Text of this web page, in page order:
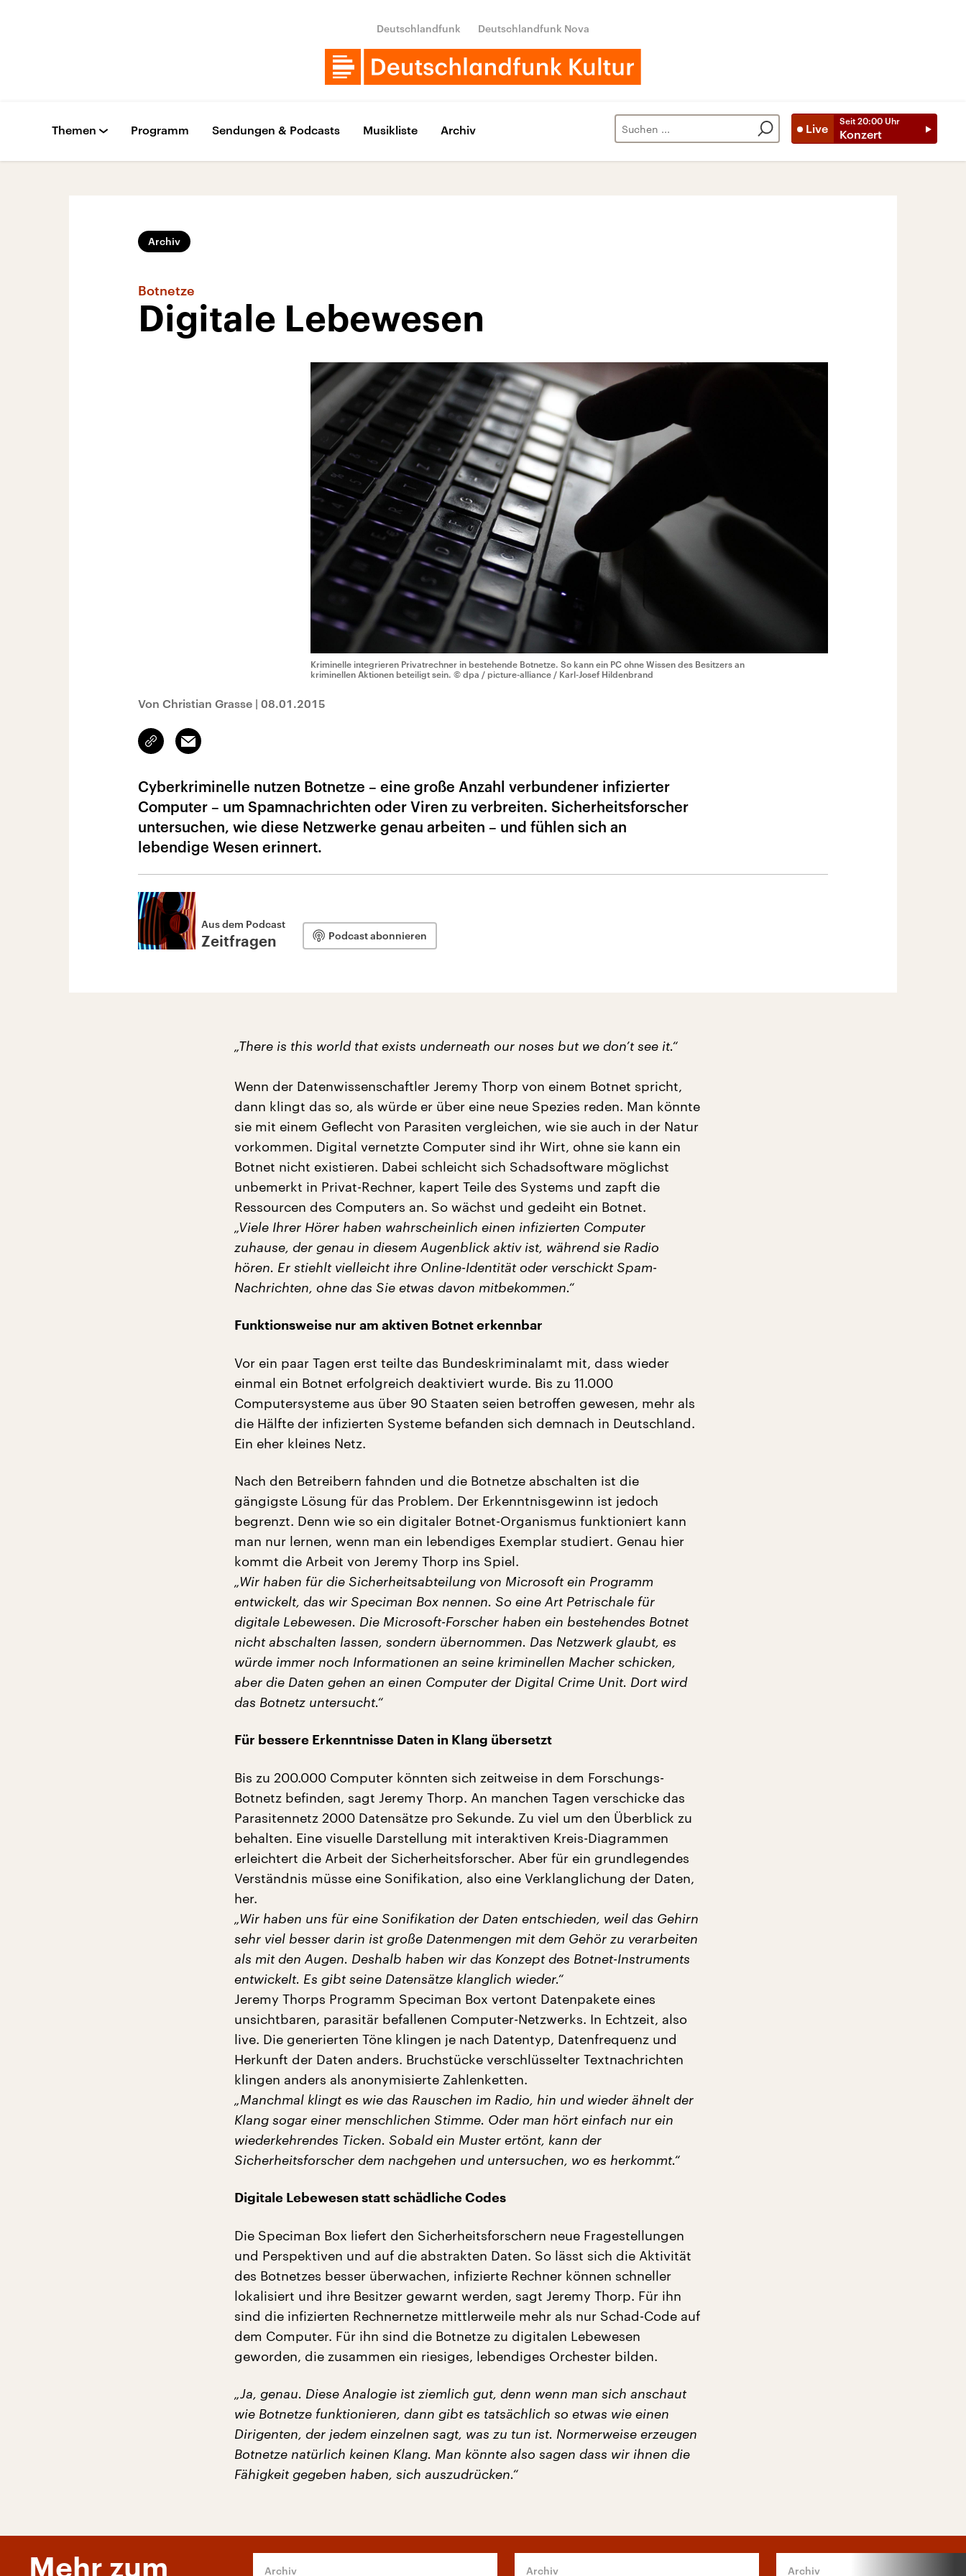
Deutschlandfunk Deutschlandfunk Nova
Live
Seit 20:00 Uhr
Konzert
Themen Programm Sendungen & Podcasts Musikliste Archiv
Archiv
Botnetze
Digitale Lebewesen
Kriminelle integrieren Privatrechner in bestehende Botnetze. So kann ein PC ohne Wissen des Besitzers an
kriminellen Aktionen beteiligt sein. © dpa / picture-alliance / Karl-Josef Hildenbrand
Von Christian Grasse | 08.01.2015
Link
kopieren/teilen
Email
Cyberkriminelle nutzen Botnetze – eine große Anzahl verbundener infizierter
Computer – um Spamnachrichten oder Viren zu verbreiten. Sicherheitsforscher
untersuchen, wie diese Netzwerke genau arbeiten – und fühlen sich an
lebendige Wesen erinnert.
Aus dem Podcast
Zeitfragen Podcast abonnieren
„There is this world that exists underneath our noses but we don’t see it.“
Wenn der Datenwissenschaftler Jeremy Thorp von einem Botnet spricht,
dann klingt das so, als würde er über eine neue Spezies reden. Man könnte
sie mit einem Geflecht von Parasiten vergleichen, wie sie auch in der Natur
vorkommen. Digital vernetzte Computer sind ihr Wirt, ohne sie kann ein
Botnet nicht existieren. Dabei schleicht sich Schadsoftware möglichst
unbemerkt in Privat-Rechner, kapert Teile des Systems und zapft die
Ressourcen des Computers an. So wächst und gedeiht ein Botnet.
„Viele Ihrer Hörer haben wahrscheinlich einen infizierten Computer
zuhause, der genau in diesem Augenblick aktiv ist, während sie Radio
hören. Er stiehlt vielleicht ihre Online-Identität oder verschickt Spam-
Nachrichten, ohne das Sie etwas davon mitbekommen.“
Funktionsweise nur am aktiven Botnet erkennbar
Vor ein paar Tagen erst teilte das Bundeskriminalamt mit, dass wieder
einmal ein Botnet erfolgreich deaktiviert wurde. Bis zu 11.000
Computersysteme aus über 90 Staaten seien betroffen gewesen, mehr als
die Hälfte der infizierten Systeme befanden sich demnach in Deutschland.
Ein eher kleines Netz.
Nach den Betreibern fahnden und die Botnetze abschalten ist die
gängigste Lösung für das Problem. Der Erkenntnisgewinn ist jedoch
begrenzt. Denn wie so ein digitaler Botnet-Organismus funktioniert kann
man nur lernen, wenn man ein lebendiges Exemplar studiert. Genau hier
kommt die Arbeit von Jeremy Thorp ins Spiel.
„Wir haben für die Sicherheitsabteilung von Microsoft ein Programm
entwickelt, das wir Speciman Box nennen. So eine Art Petrischale für
digitale Lebewesen. Die Microsoft-Forscher haben ein bestehendes Botnet
nicht abschalten lassen, sondern übernommen. Das Netzwerk glaubt, es
würde immer noch Informationen an seine kriminellen Macher schicken,
aber die Daten gehen an einen Computer der Digital Crime Unit. Dort wird
das Botnetz untersucht.“
Für bessere Erkenntnisse Daten in Klang übersetzt
Bis zu 200.000 Computer könnten sich zeitweise in dem Forschungs-
Botnetz befinden, sagt Jeremy Thorp. An manchen Tagen verschicke das
Parasitennetz 2000 Datensätze pro Sekunde. Zu viel um den Überblick zu
behalten. Eine visuelle Darstellung mit interaktiven Kreis-Diagrammen
erleichtert die Arbeit der Sicherheitsforscher. Aber für ein grundlegendes
Verständnis müsse eine Sonifikation, also eine Verklanglichung der Daten,
her.
„Wir haben uns für eine Sonifikation der Daten entschieden, weil das Gehirn
sehr viel besser darin ist große Datenmengen mit dem Gehör zu verarbeiten
als mit den Augen. Deshalb haben wir das Konzept des Botnet-Instruments
entwickelt. Es gibt seine Datensätze klanglich wieder.“
Jeremy Thorps Programm Speciman Box vertont Datenpakete eines
unsichtbaren, parasitär befallenen Computer-Netzwerks. In Echtzeit, also
live. Die generierten Töne klingen je nach Datentyp, Datenfrequenz und
Herkunft der Daten anders. Bruchstücke verschlüsselter Textnachrichten
klingen anders als anonymisierte Zahlenketten.
„Manchmal klingt es wie das Rauschen im Radio, hin und wieder ähnelt der
Klang sogar einer menschlichen Stimme. Oder man hört einfach nur ein
wiederkehrendes Ticken. Sobald ein Muster ertönt, kann der
Sicherheitsforscher dem nachgehen und untersuchen, wo es herkommt.“
Digitale Lebewesen statt schädliche Codes
Die Speciman Box liefert den Sicherheitsforschern neue Fragestellungen
und Perspektiven und auf die abstrakten Daten. So lässt sich die Aktivität
des Botnetzes besser überwachen, infizierte Rechner können schneller
lokalisiert und ihre Besitzer gewarnt werden, sagt Jeremy Thorp. Für ihn
sind die infizierten Rechnernetze mittlerweile mehr als nur Schad-Code auf
dem Computer. Für ihn sind die Botnetze zu digitalen Lebewesen
geworden, die zusammen ein riesiges, lebendiges Orchester bilden.
„Ja, genau. Diese Analogie ist ziemlich gut, denn wenn man sich anschaut
wie Botnetze funktionieren, dann gibt es tatsächlich so etwas wie einen
Dirigenten, der jedem einzelnen sagt, was zu tun ist. Normerweise erzeugen
Botnetze natürlich keinen Klang. Man könnte also sagen dass wir ihnen die
Fähigkeit gegeben haben, sich auszudrücken.“
Mehr zum